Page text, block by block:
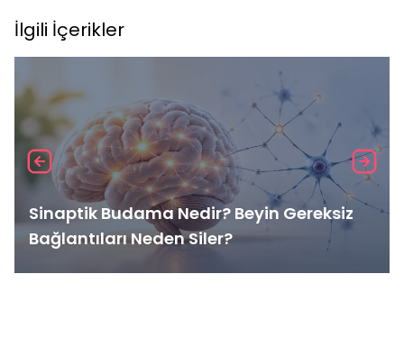
İlgili İçerikler
Sinaptik Budama Nedir? Beyin Gereksiz
Bağlantıları Neden Siler?